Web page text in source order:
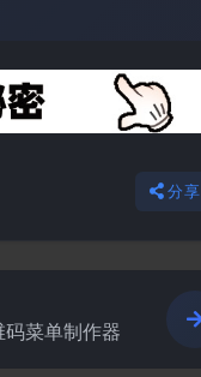
分享
菜单制作器